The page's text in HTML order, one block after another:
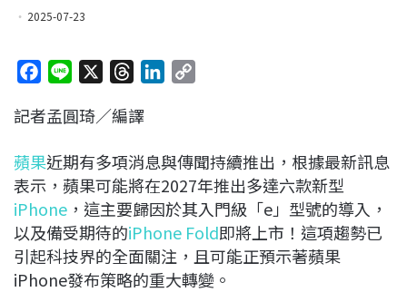
2025-07-23
c
b
o
o
k
n
r
a
d
s
e
d
I
n
L
i
n
k
記者孟圓琦／編譯
蘋果近期有多項消息與傳聞持續推出，根據最新訊息
表示，蘋果可能將在2027年推出多達六款新型
iPhone ，這主要歸因於其入門級「e」型號的導入，
以及備受期待的iPhone Fold即將上市！這項趨勢已
引起科技界的全面關注，且可能正預示著蘋果
iPhone發布策略的重大轉變。